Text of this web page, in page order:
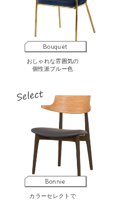
Bouquet
おしゃれな雰囲気の
個性派ブルー色
Bonnie
カラーセレクトで